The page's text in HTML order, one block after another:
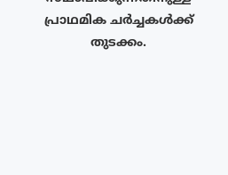
പ്രാഥമിക ചർച്ചകൾക്ക്
തുടക്കം.